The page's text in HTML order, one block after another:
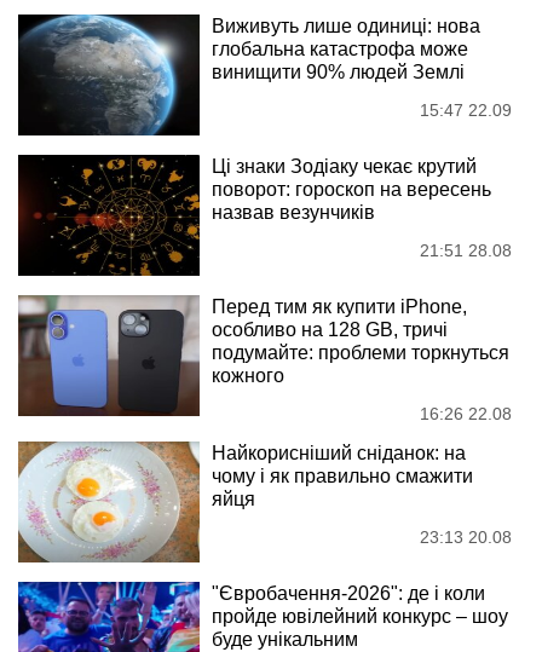
Виживуть лише одиниці: нова
глобальна катастрофа може
винищити 90% людей Землі
15:47 22.09
Ці знаки Зодіаку чекає крутий
поворот: гороскоп на вересень
назвав везунчиків
21:51 28.08
Перед тим як купити iPhone,
особливо на 128 GB, тричі
подумайте: проблеми торкнуться
кожного
16:26 22.08
Найкорисніший сніданок: на
чому і як правильно смажити
яйця
23:13 20.08
"Євробачення-2026": де і коли
пройде ювілейний конкурс – шоу
буде унікальним